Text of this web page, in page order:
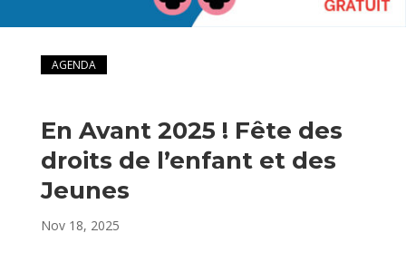
AGENDA
En Avant 2025 ! Fête des
droits de l’enfant et des
Jeunes
Nov 18, 2025